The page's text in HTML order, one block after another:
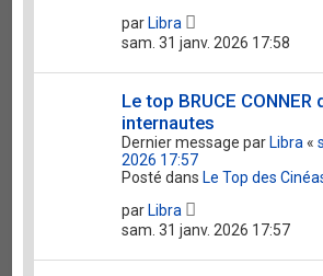
par Libra
sam. 31 janv. 2026 17:58
Le top BRUCE CONNER
internautes
Dernier message par Libra «
2026 17:57
Posté dans Le Top des
par Libra
sam. 31 janv. 2026 17:57